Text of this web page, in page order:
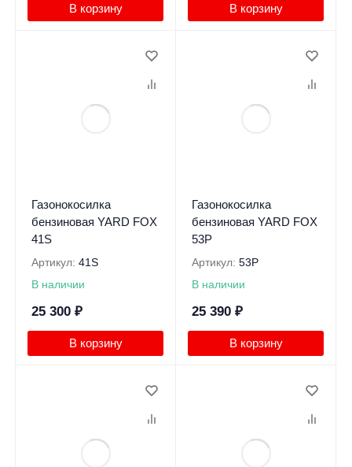
В корзину В корзину
Газонокосилка
бензиновая YARD FOX
41S
Артикул: 41S
В наличии
25 300 ₽
В корзину
Газонокосилка
бензиновая YARD FOX
53P
Артикул: 53P
В наличии
25 390 ₽
В корзину